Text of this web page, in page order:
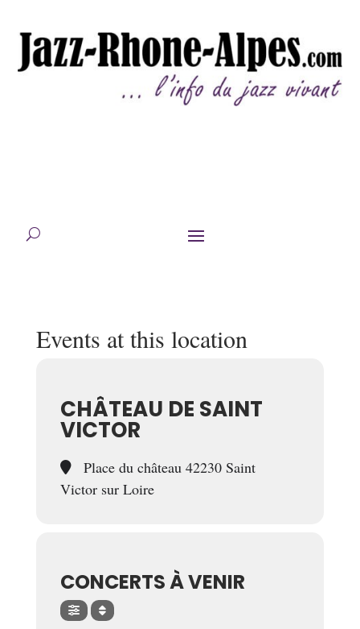
Events at this location
CHÂTEAU DE SAINT
VICTOR
Place du château 42230 Saint
Victor sur Loire
CONCERTS À VENIR